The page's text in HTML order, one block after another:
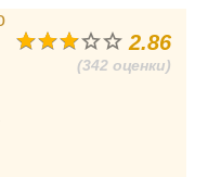
2.86
(342 оценки)